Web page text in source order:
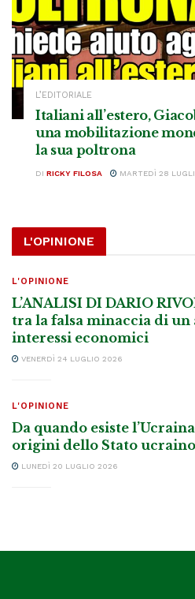
L’EDITORIALE
Italiani all’estero,
una mobilitazione
la sua poltrona
DI RICKY FILOSA MARTEDÌ 28
L'OPINIONE
L'OPINIONE
L’ANALISI DI DARIO
tra la falsa minaccia di un
interessi economici
VENERDÌ 24 LUGLIO 2026
L'OPINIONE
Da quando esiste
origini dello Stato ucraino
LUNEDÌ 20 LUGLIO 2026